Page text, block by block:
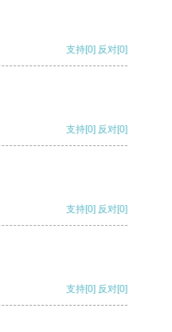
支持[0] 反对[0]
支持[0] 反对[0]
支持[0] 反对[0]
支持[0] 反对[0]